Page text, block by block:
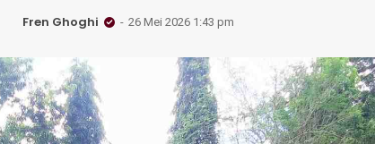
Fren Ghoghi 26 Mei 2026 1:43 pm